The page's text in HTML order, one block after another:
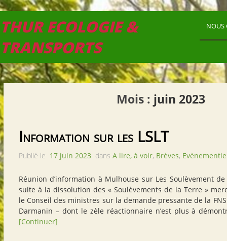
THUR ECOLOGIE &
TRANSPORTS
NOUS
Mois : juin 2023
Information sur les LSLT
Publié le 17 juin 2023 dans A lire, à voir, Brèves,
Réunion d’information à Mulhouse sur Les Soulèvement
suite à la dissolution des « Soulèvements de la Terre »
le Conseil des ministres sur la demande pressante de la
Darmanin – dont le zèle réactionnaire n’est plus à
[Continuer]